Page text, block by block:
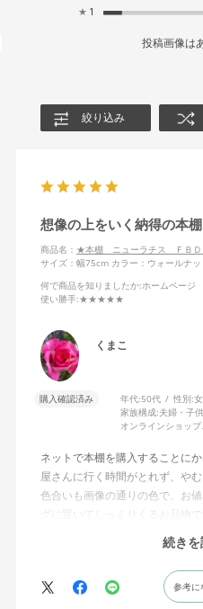
★ 1
投稿画像は
絞り込み
想像の上をいく納得の本棚
商品名： ★本棚 ニューラチス ＦＢＤ
サイズ：幅75cm カラー：ウォールナッ
何で商品を知りましたか:ホームページ
使い勝手:★★★★★
くまこ
購入確認済み 年代:50代 性別:
家族構成:夫婦・子供
オンラインショッ
ネットで本棚を購入することに
屋さんに行く時間がとれず、や
色合いも画像の通りの色で、お
グに置いてしっくりくるお品物で
重い本をかなり入れてみました
つくりです。家具を壁と留めるL
受け取るまで3週間ほどかかり
でお願いしました。
続き
参考に